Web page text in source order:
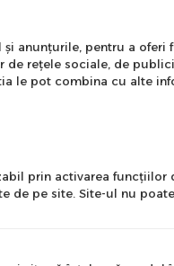
anunțurile, pentru a oferi
de rețele sociale, de
le pot combina cu alte
prin activarea funcţiilor
de pe site. Site-ul nu